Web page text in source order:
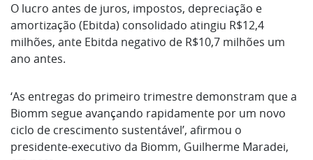
O lucro antes de ​juros, impostos, depreciação e
amortização (Ebitda) consolidado atingiu R$12,4
milhões, ante Ebitda negativo de ​R$10,7 milhões um
ano antes.
‘As entregas do primeiro trimestre demonstram que a
Biomm segue avançando rapidamente por um novo
ciclo de crescimento sustentável’, afirmou o
presidente-executivo ‌da Biomm, Guilherme Maradei,